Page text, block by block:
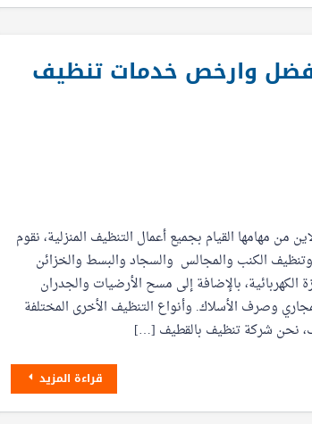
تنظيف بالقطيف 0556501701 افضل وارخص خدمات تنظيف
من مهامها القيام بجميع أعمال التنظيف المنزلية، نقوم
وتنظيف الكنب والمجالس والسجاد والبسط والخزائن
الكهربائية، بالإضافة إلى مسح الأرضيات والجدران
وصرف الأسلاك. وأنواع التنظيف الأخرى المختلفة
نحن شركة تنظيف بالقطيف […]
قراءة المزيد